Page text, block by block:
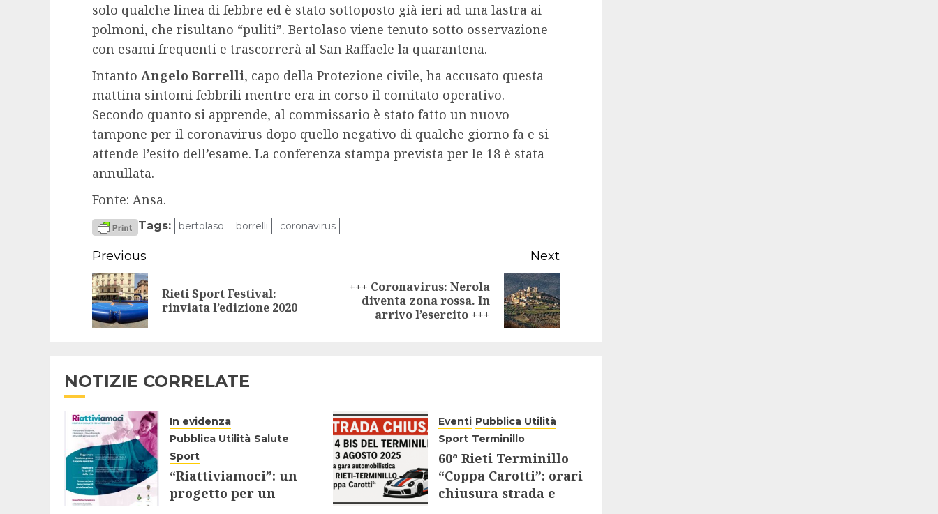
solo qualche linea di febbre ed è stato sottoposto già ieri ad una lastra ai
polmoni, che risultano “puliti”. Bertolaso viene tenuto sotto osservazione
con esami frequenti e trascorrerà al San Raffaele la quarantena.
Intanto Angelo Borrelli, capo della Protezione civile, ha accusato questa
mattina sintomi febbrili mentre era in corso il comitato operativo.
Secondo quanto si apprende, al commissario è stato fatto un nuovo
tampone per il coronavirus dopo quello negativo di qualche giorno fa e si
attende l’esito dell’esame. La conferenza stampa prevista per le 18 è stata
annullata.
Fonte: Ansa.
Tags: bertolaso borrelli coronavirus
Continue
Reading
Previous
Previous
Rieti Sport Festival:
rinviata l’edizione 2020
Next
+++ Coronavirus: Nerola
diventa zona rossa. In
arrivo l’esercito +++
NOTIZIE CORRELATE
In evidenza
Pubblica Utilità Salute
Sport
“Riattiviamoci”: un
progetto per un
invecchiamento
Eventi Pubblica Utilità
Sport Terminillo
60ª Rieti Terminillo
“Coppa Carotti”: orari
chiusura strada e
regole da seguire